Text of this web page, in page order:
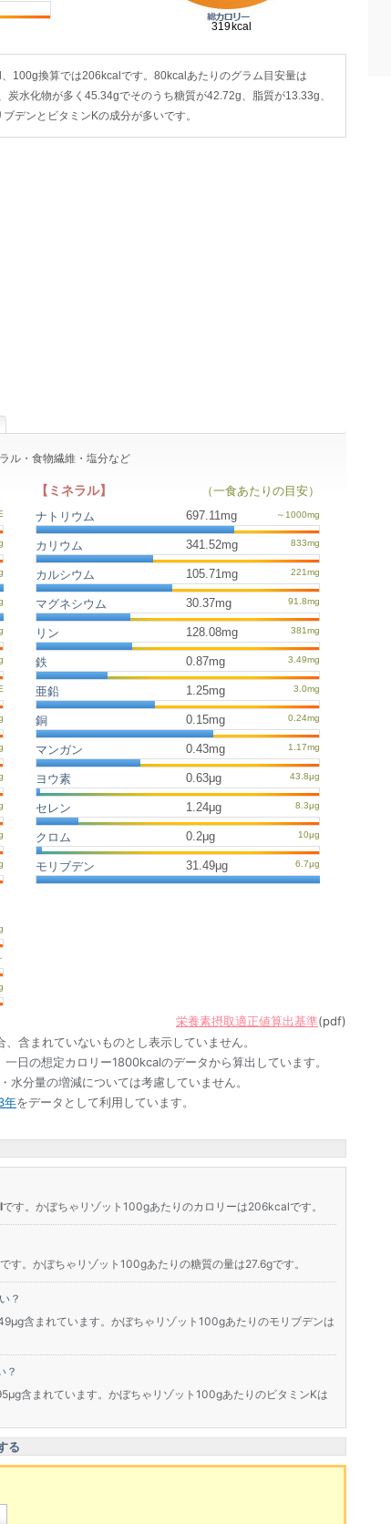
100g換算では206kcalです。80kcalあたりのグラム目安量は
水化物が多く45.34gでそのうち糖質が42.72g、脂質が13.33g、
デンとビタミンKの成分が多いです。
ル・食物繊維・塩分など
【ミネラル】
（一食あたりの目安）
ナトリウム
697.11mg
カリウム 341.52mg
カルシウム 105.71mg
マグネシウム 30.37mg
リン 128.08mg
鉄 0.87mg
亜鉛 1.25mg
銅 0.15mg
マンガン 0.43mg
ヨウ素 0.63μg
セレン 1.24μg
クロム 0.2μg
モリブデン 31.49μg
栄養素摂取適正値算出基準(pdf)
含まれていないものとし表示していません。
日の想定カロリー1800kcalのデータから算出しています。
分量の増減については考慮していません。
年をデータとして利用しています。
です。かぼちゃリゾット100gあたりのカロリーは206kcalです。
です。かぼちゃリゾット100gあたりの糖質の量は27.6gです。
？
含まれています。かぼちゃリゾット100gあたりのモリブデンは
？
含まれています。かぼちゃリゾット100gあたりのビタミンKは
る